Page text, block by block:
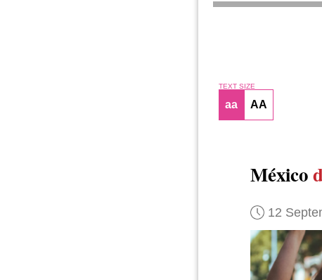
TEXT SIZE
aa AA
México
12